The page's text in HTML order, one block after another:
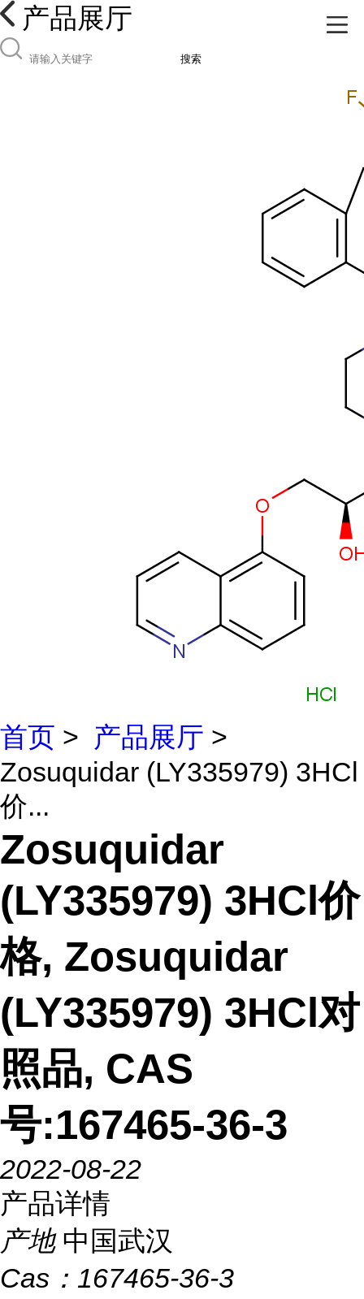
产品展厅
搜索
首页 > 产品展厅 >
Zosuquidar (LY335979) 3HCl
价...
Zosuquidar
(LY335979) 3HCl价
格, Zosuquidar
(LY335979) 3HCl对
照品, CAS
号:167465-36-3
2022-08-22
产品详情
产地 中国武汉
Cas： 167465-36-3